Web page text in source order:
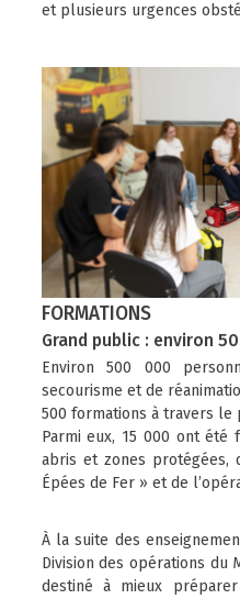
et plusieurs urgences
FORMATIONS
Grand public : environ
Environ 500 000
secourisme et de
500 formations à travers le
Parmi eux, 15 000 ont été
abris et zones
Épées de Fer » et de
À la suite des
Division des opérations du
destiné à mieux